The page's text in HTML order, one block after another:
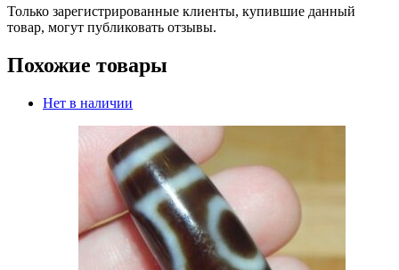
Только зарегистрированные клиенты, купившие данный
товар, могут публиковать отзывы.
Похожие товары
Нет в наличии